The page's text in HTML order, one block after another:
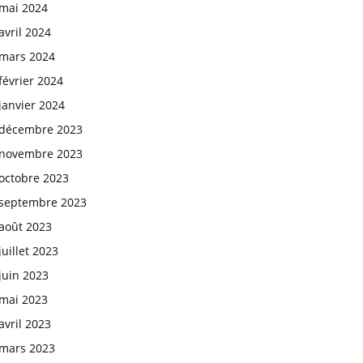
2024
2024
2024
2024
2024
2023
2023
2023
2023
2023
2023
2023
2023
2023
2023